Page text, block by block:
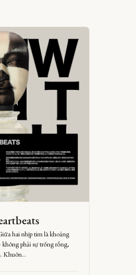
hai nhịp tim là khoảng
phải sự trống rỗng,
Khuôn…